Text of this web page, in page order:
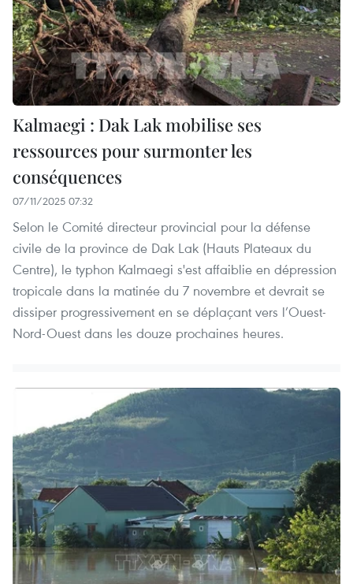
Kalmaegi : Dak Lak mobilise ses
ressources pour surmonter les
conséquences
07/11/2025 07:32
Selon le Comité directeur provincial pour la défense
civile de la province de Dak Lak (Hauts Plateaux du
Centre), le typhon Kalmaegi s'est affaiblie en dépression
tropicale dans la matinée du 7 novembre et devrait se
dissiper progressivement en se déplaçant vers l’Ouest-
Nord-Ouest dans les douze prochaines heures.